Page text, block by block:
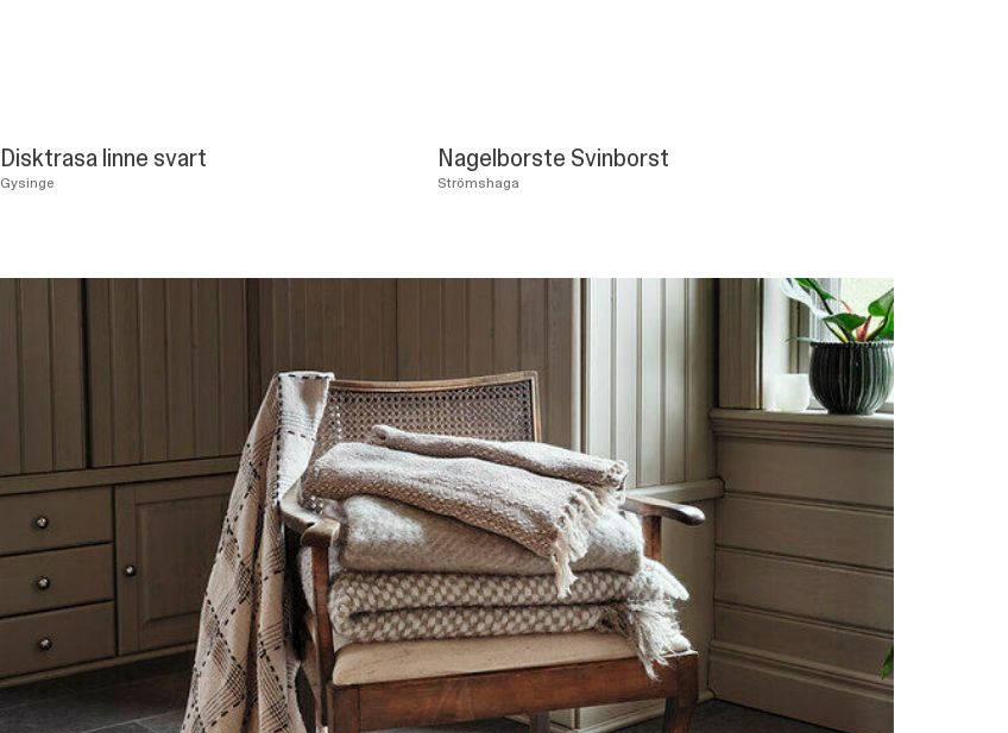
Disktrasa linne svart
Gysinge
Nagelborste Svinborst
Strömshaga